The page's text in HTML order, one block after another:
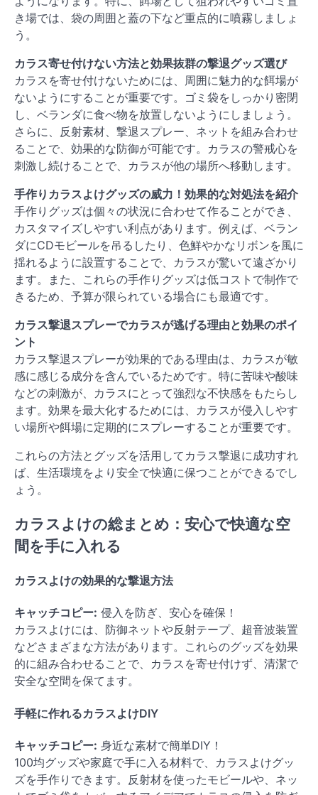
き場では、袋の周囲と蓋の下など重点的に噴霧しましょ
う。
カラス寄せ付けない方法と効果抜群の撃退グッズ選び
カラスを寄せ付けないためには、周囲に魅力的な餌場が
ないようにすることが重要です。ゴミ袋をしっかり密閉
し、ベランダに食べ物を放置しないようにしましょう。
さらに、反射素材、撃退スプレー、ネットを組み合わせ
ることで、効果的な防御が可能です。カラスの警戒心を
刺激し続けることで、カラスが他の場所へ移動します。
手作りカラスよけグッズの威力！効果的な対処法を紹介
手作りグッズは個々の状況に合わせて作ることができ、
カスタマイズしやすい利点があります。例えば、ベラン
ダにCDモビールを吊るしたり、色鮮やかなリボンを風に
揺れるように設置することで、カラスが驚いて遠ざかり
ます。また、これらの手作りグッズは低コストで制作で
きるため、予算が限られている場合にも最適です。
カラス撃退スプレーでカラスが逃げる理由と効果のポイ
ント
カラス撃退スプレーが効果的である理由は、カラスが敏
感に感じる成分を含んでいるためです。特に苦味や酸味
などの刺激が、カラスにとって強烈な不快感をもたらし
ます。効果を最大化するためには、カラスが侵入しやす
い場所や餌場に定期的にスプレーすることが重要です。
これらの方法とグッズを活用してカラス撃退に成功すれ
ば、生活環境をより安全で快適に保つことができるでし
ょう。
カラスよけの総まとめ：安心で快適な空
間を手に入れる
カラスよけの効果的な撃退方法
キャッチコピー: 侵入を防ぎ、安心を確保！
カラスよけには、防御ネットや反射テープ、超音波装置
などさまざまな方法があります。これらのグッズを効果
的に組み合わせることで、カラスを寄せ付けず、清潔で
安全な空間を保てます。
手軽に作れるカラスよけDIY
キャッチコピー: 身近な素材で簡単DIY！
100均グッズや家庭で手に入る材料で、カラスよけグッ
ズを手作りできます。反射材を使ったモビールや、ネッ